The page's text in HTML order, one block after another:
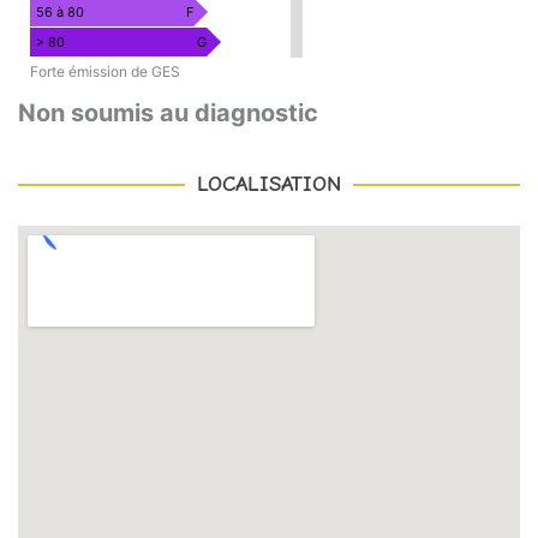
56 à 80
F
> 80
G
Forte émission de GES
Non soumis au diagnostic
LOCALISATION